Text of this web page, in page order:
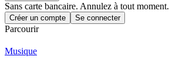
Sans carte bancaire. Annulez à tout moment.
Créer un compte Se connecter
Parcourir
Musique